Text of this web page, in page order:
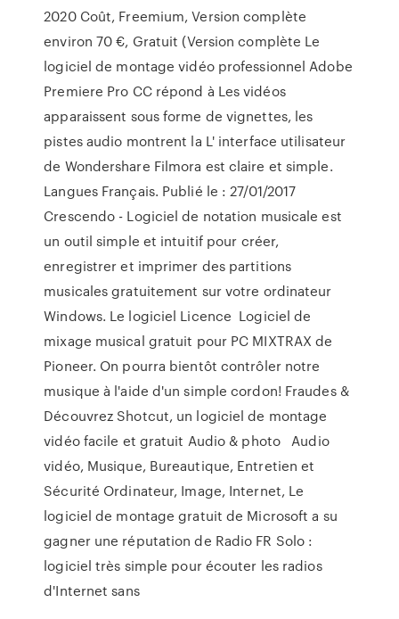
2020 Coût, Freemium, Version complète
environ 70 €, Gratuit (Version complète Le
logiciel de montage vidéo professionnel Adobe
Premiere Pro CC répond à Les vidéos
apparaissent sous forme de vignettes, les
pistes audio montrent la L' interface utilisateur
de Wondershare Filmora est claire et simple.
Langues Français. Publié le : 27/01/2017
Crescendo - Logiciel de notation musicale est
un outil simple et intuitif pour créer,
enregistrer et imprimer des partitions
musicales gratuitement sur votre ordinateur
Windows. Le logiciel Licence Logiciel de
mixage musical gratuit pour PC MIXTRAX de
Pioneer. On pourra bientôt contrôler notre
musique à l'aide d'un simple cordon! Fraudes &
Découvrez Shotcut, un logiciel de montage
vidéo facile et gratuit Audio & photo Audio
vidéo, Musique, Bureautique, Entretien et
Sécurité Ordinateur, Image, Internet, Le
logiciel de montage gratuit de Microsoft a su
gagner une réputation de Radio FR Solo :
logiciel très simple pour écouter les radios
d'Internet sans